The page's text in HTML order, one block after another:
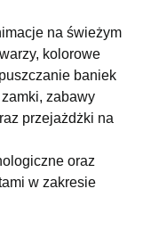
na świeżym
kolorowe
baniek
zabawy
przejażdżki na
oraz
w zakresie